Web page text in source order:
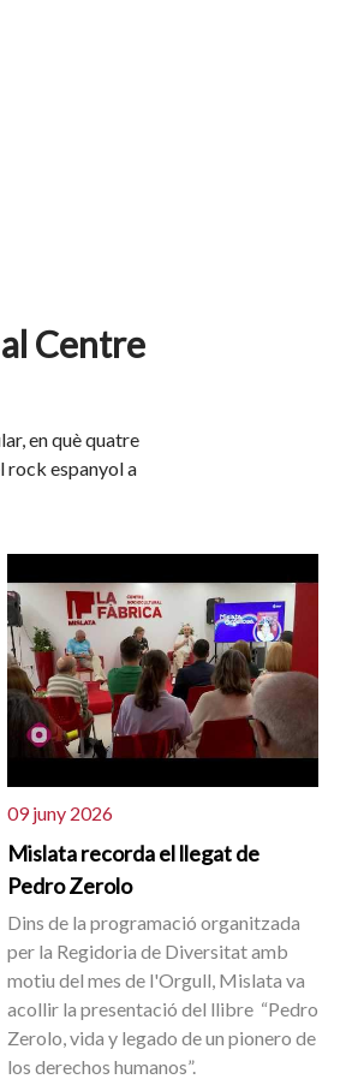
Centre
en què quatre
rock espanyol a
09 juny 2026
Mislata recorda el llegat de
Pedro Zerolo
Dins de la programació organitzada
per la Regidoria de Diversitat amb
motiu del mes de l'Orgull, Mislata va
acollir la presentació del llibre “Pedro
Zerolo, vida y legado de un pionero de
los derechos humanos”.